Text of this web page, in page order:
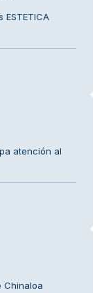
atención al
Chinaloa